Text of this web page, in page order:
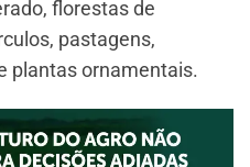
florestas de
pastagens,
plantas ornamentais.